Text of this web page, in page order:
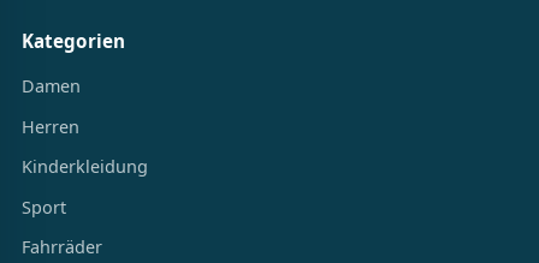
Kategorien
Damen
Herren
Kinderkleidung
Sport
Fahrräder